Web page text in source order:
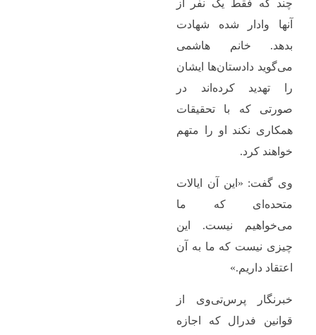
چند که فقط یک نفر از
آنها وادار شده شهادت
بدهد. خانم هاشمی
می‌گوید دادستان‌ها ایشان
را تهدید کرده‌اند در
صورتی که با تحقیقات
همکاری نکند او را متهم
خواهند کرد.
وی گفت: «این آن ایالات
متحده‌ای که ما
می‌خواهیم نیست. این
چیزی نیست که ما به آن
اعتقاد داریم.»
خبرنگار پرس‌تی‌وی از
قوانین فدرال که اجازه